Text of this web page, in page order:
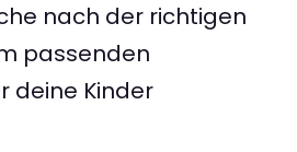
nach der richtigen
passenden
deine Kinder